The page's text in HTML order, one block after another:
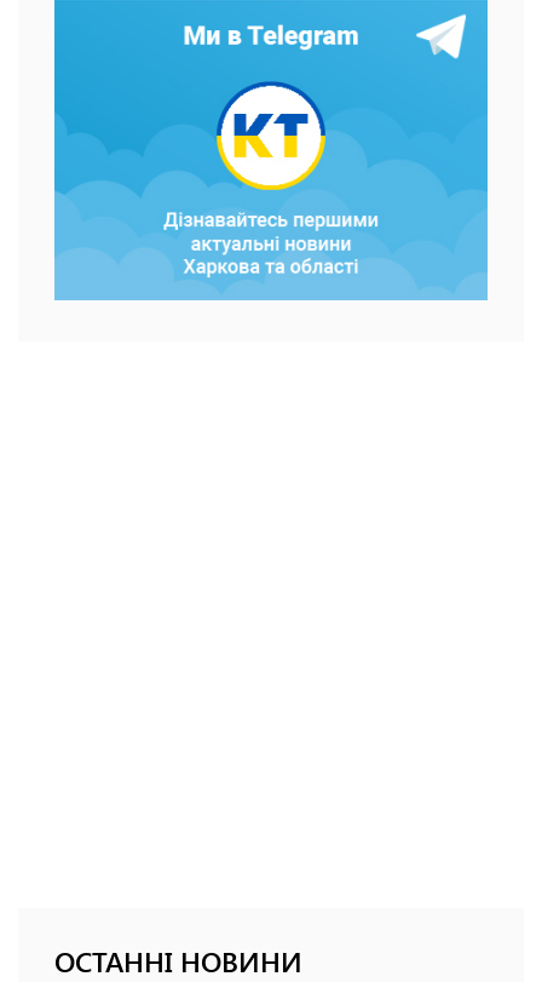
ОСТАННІ НОВИНИ